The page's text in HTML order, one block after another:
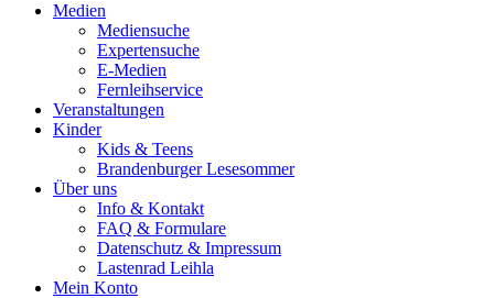
Medien
Mediensuche
Expertensuche
E-Medien
Fernleihservice
Veranstaltungen
Kinder
Kids & Teens
Brandenburger Lesesommer
Über uns
Info & Kontakt
FAQ & Formulare
Datenschutz & Impressum
Lastenrad Leihla
Mein Konto